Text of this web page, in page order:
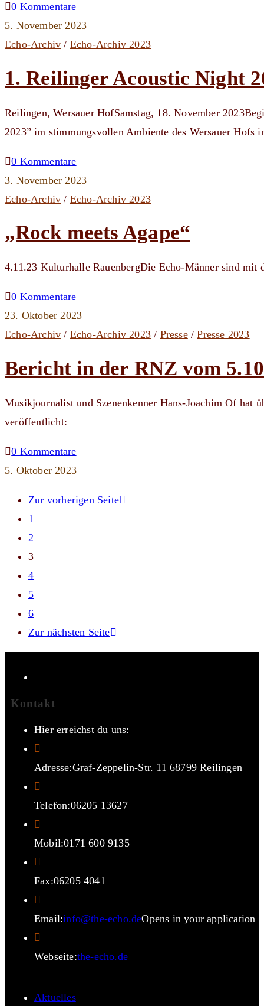
0 Kommentare
5. November 2023
Echo-Archiv / Echo-Archiv 2023
1. Reilinger Acoustic Night
Reilingen, Wersauer HofSamstag, 18. November
2023” im stimmungsvollen Ambiente des Wersauer
0 Kommentare
3. November 2023
Echo-Archiv / Echo-Archiv 2023
„Rock meets Agape“
4.11.23 Kulturhalle RauenbergDie Echo-Männer sind mit
0 Kommentare
23. Oktober 2023
Echo-Archiv / Echo-Archiv 2023 / Presse/Presse 2023
Bericht in der RNZ vom
Musikjournalist und Szenenkenner Hans-Joachim Of hat
veröffentlicht:
0 Kommentare
5. Oktober 2023
Zur vorherigen Seite
1
2
3
4
5
6
Zur nächsten Seite
Kontakt
Hier erreichst du uns:
Adresse:Graf-Zeppelin-Str. 11 68799 Reilingen
Telefon:06205 13627
Mobil:0171 600 9135
Fax:06205 4041
Email:info@the-echo.deOpens in your application
Webseite:the-echo.de
Aktuelles